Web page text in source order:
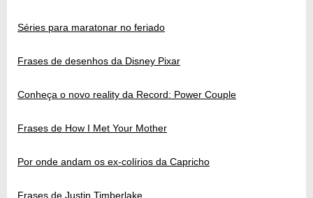
Séries para maratonar no feriado
Frases de desenhos da Disney Pixar
Conheça o novo reality da Record: Power Couple
Frases de How I Met Your Mother
Por onde andam os ex-colírios da Capricho
Frases de Justin Timberlake